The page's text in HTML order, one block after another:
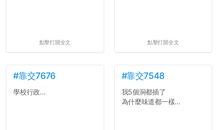
點擊打開全文 點擊打開全文
#靠交7676
學校行政...
#靠交7548
我5個洞都插了
為什麼味道都一樣...